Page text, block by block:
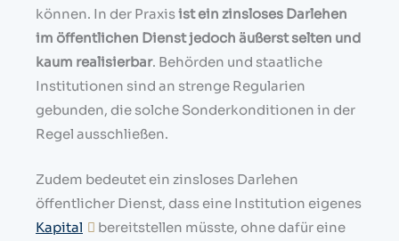
können. In der Praxisist ein zinsloses Darlehen
im öffentlichen Dienst jedoch äußerst selten und
kaum realisierbar. Behörden und staatliche
Institutionen sind an strenge Regularien
gebunden, die solche Sonderkonditionen in der
Regel ausschließen.
Zudem bedeutet ein zinsloses Darlehen
öffentlicher Dienst, dass eine Institution eigenes
Kapital
bereitstellen müsste, ohne dafür eine